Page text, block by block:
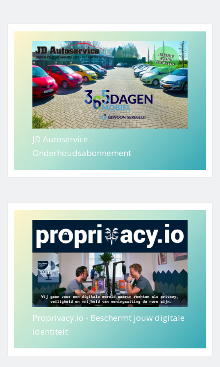
JD Autoservice -
Onderhoudsabonnement
Proprivacy.io - Beschermt jouw digitale
identiteit